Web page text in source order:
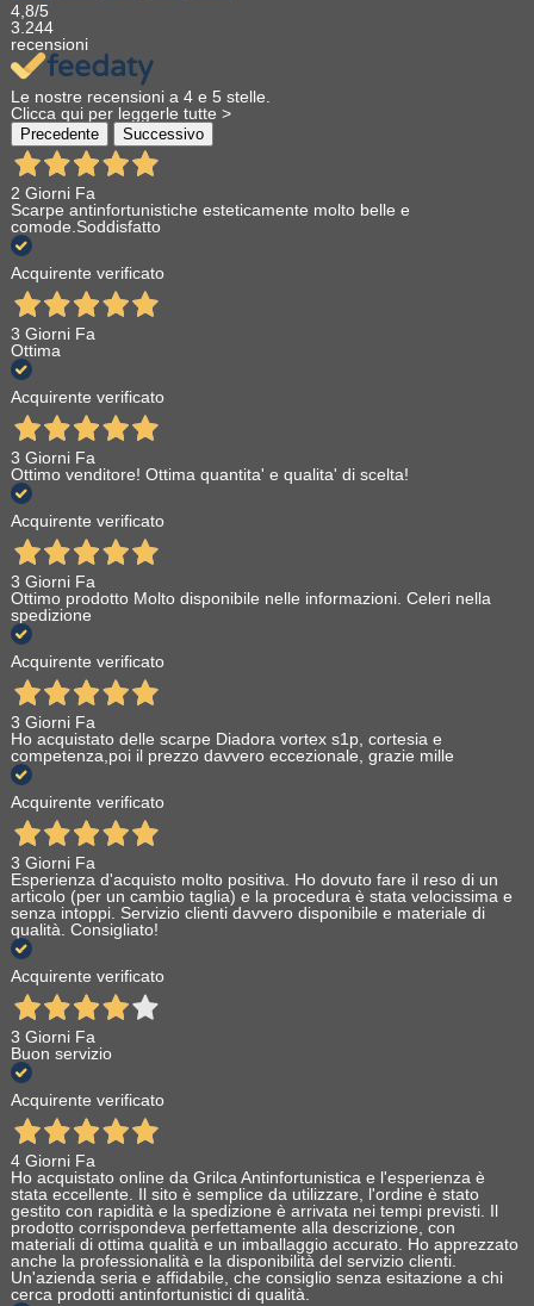
4,8/5
3.244
recensioni
Le nostre recensioni a 4 e 5 stelle.
Clicca qui per leggerle tutte >
Precedente Successivo
2 Giorni Fa
Scarpe antinfortunistiche esteticamente molto belle e
comode.Soddisfatto
Acquirente verificato
3 Giorni Fa
Ottima
Acquirente verificato
3 Giorni Fa
Ottimo venditore! Ottima quantita' e qualita' di scelta!
Acquirente verificato
3 Giorni Fa
Ottimo prodotto Molto disponibile nelle informazioni. Celeri nella
spedizione
Acquirente verificato
3 Giorni Fa
Ho acquistato delle scarpe Diadora vortex s1p, cortesia e
competenza,poi il prezzo davvero eccezionale, grazie mille
Acquirente verificato
3 Giorni Fa
Esperienza d'acquisto molto positiva. Ho dovuto fare il reso di un
articolo (per un cambio taglia) e la procedura è stata velocissima e
senza intoppi. Servizio clienti davvero disponibile e materiale di
qualità. Consigliato!
Acquirente verificato
3 Giorni Fa
Buon servizio
Acquirente verificato
4 Giorni Fa
Ho acquistato online da Grilca Antinfortunistica e l'esperienza è
stata eccellente. Il sito è semplice da utilizzare, l'ordine è stato
gestito con rapidità e la spedizione è arrivata nei tempi previsti. Il
prodotto corrispondeva perfettamente alla descrizione, con
materiali di ottima qualità e un imballaggio accurato. Ho apprezzato
anche la professionalità e la disponibilità del servizio clienti.
Un'azienda seria e affidabile, che consiglio senza esitazione a chi
cerca prodotti antinfortunistici di qualità.